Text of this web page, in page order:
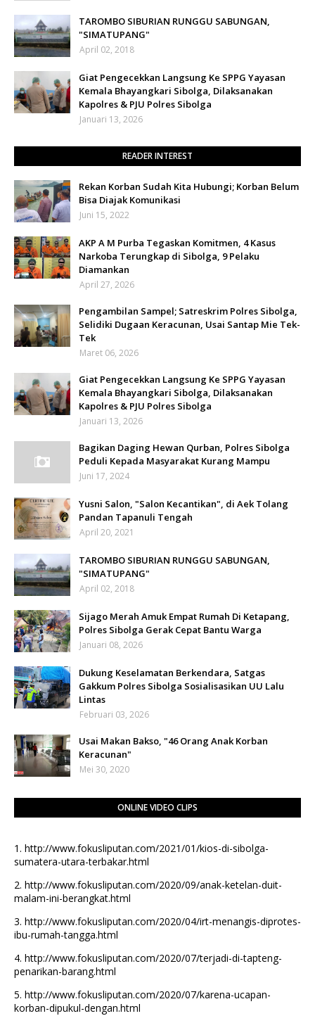
TAROMBO SIBURIAN RUNGGU SABUNGAN,
"SIMATUPANG"
April 02, 2018
Giat Pengecekkan Langsung Ke SPPG Yayasan
Kemala Bhayangkari Sibolga, Dilaksanakan
Kapolres & PJU Polres Sibolga
Januari 13, 2026
READER INTEREST
Rekan Korban Sudah Kita Hubungi; Korban Belum
Bisa Diajak Komunikasi
Juni 15, 2022
AKP A M Purba Tegaskan Komitmen, 4 Kasus
Narkoba Terungkap di Sibolga, 9 Pelaku
Diamankan
April 27, 2026
Pengambilan Sampel; Satreskrim Polres Sibolga,
Selidiki Dugaan Keracunan, Usai Santap Mie Tek-
Tek
Maret 06, 2026
Giat Pengecekkan Langsung Ke SPPG Yayasan
Kemala Bhayangkari Sibolga, Dilaksanakan
Kapolres & PJU Polres Sibolga
Januari 13, 2026
Bagikan Daging Hewan Qurban, Polres Sibolga
Peduli Kepada Masyarakat Kurang Mampu
Juni 17, 2024
Yusni Salon, "Salon Kecantikan", di Aek Tolang
Pandan Tapanuli Tengah
April 20, 2021
TAROMBO SIBURIAN RUNGGU SABUNGAN,
"SIMATUPANG"
April 02, 2018
Sijago Merah Amuk Empat Rumah Di Ketapang,
Polres Sibolga Gerak Cepat Bantu Warga
Januari 08, 2026
Dukung Keselamatan Berkendara, Satgas
Gakkum Polres Sibolga Sosialisasikan UU Lalu
Lintas
Februari 03, 2026
Usai Makan Bakso, "46 Orang Anak Korban
Keracunan"
Mei 30, 2020
ONLINE VIDEO CLIPS
1. http://www.fokusliputan.com/2021/01/kios-di-sibolga-
sumatera-utara-terbakar.html
2. http://www.fokusliputan.com/2020/09/anak-ketelan-duit-
malam-ini-berangkat.html
3. http://www.fokusliputan.com/2020/04/irt-menangis-diprotes-
ibu-rumah-tangga.html
4. http://www.fokusliputan.com/2020/07/terjadi-di-tapteng-
penarikan-barang.html
5. http://www.fokusliputan.com/2020/07/karena-ucapan-
korban-dipukul-dengan.html